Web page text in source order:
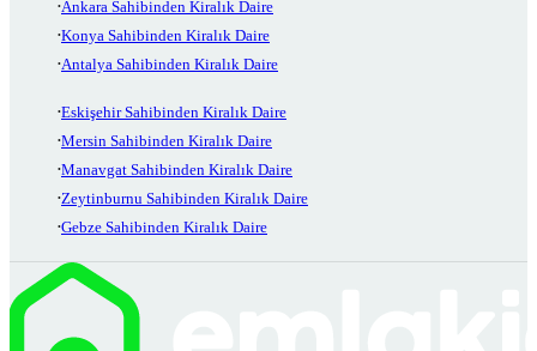
Ankara Sahibinden Kiralık Daire
Konya Sahibinden Kiralık Daire
Antalya Sahibinden Kiralık Daire
Eskişehir Sahibinden Kiralık Daire
Mersin Sahibinden Kiralık Daire
Manavgat Sahibinden Kiralık Daire
Zeytinburnu Sahibinden Kiralık Daire
Gebze Sahibinden Kiralık Daire